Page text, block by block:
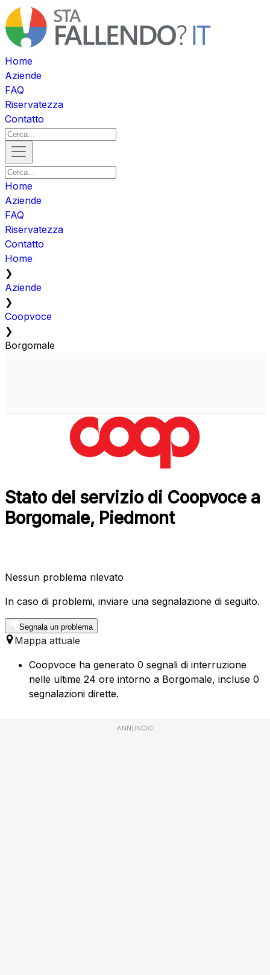
Home
Aziende
FAQ
Riservatezza
Contatto
Home
Aziende
FAQ
Riservatezza
Contatto
Home
❯
Aziende
❯
Coopvoce
❯
Borgomale
Stato del servizio di Coopvoce a
Borgomale, Piedmont
Nessun problema rilevato
In caso di problemi, inviare una segnalazione di seguito.
Segnala un problema
Mappa attuale
Coopvoce ha generato 0 segnali di interruzione
nelle ultime 24 ore intorno a Borgomale, incluse 0
segnalazioni dirette.
ANNUNCIO